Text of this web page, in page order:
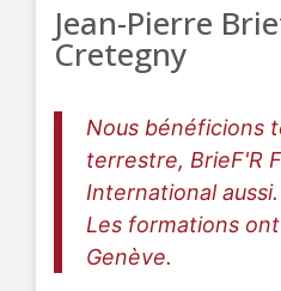
Jean-Pierre
Cretegny
Nous bénéficions
terrestre, BrieF'R
International aussi.
Les formations
Genève.